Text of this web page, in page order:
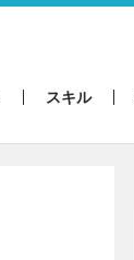
スキル